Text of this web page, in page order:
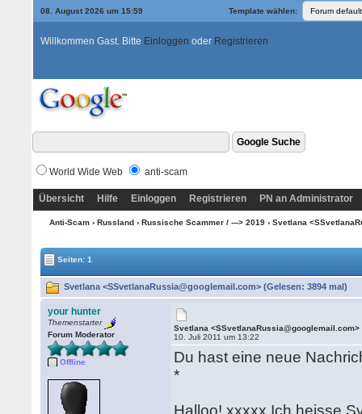
08. August 2026 um 15:59 Template wählen:
Willkommen Gast. Bitte Einloggen oder Registrieren
World Wide Web anti-scam
Übersicht Hilfe Einloggen Registrieren PN an Administrator
Anti-Scam› Russland› Russische Scammer / ---> 2019› Svetlana
Seiten: 1
Svetlana <SSvetlanaRussia@googlemail.com> (Gelesen: 3894 mal)
your hunter
Themenstarter
Forum Moderator
Offline
Svetlana <SSvetlanaRussia@googlemail.com>
10. Juli 2011 um 13:22
Du hast eine neue
*
Halloo! xxxxx Ich heisse